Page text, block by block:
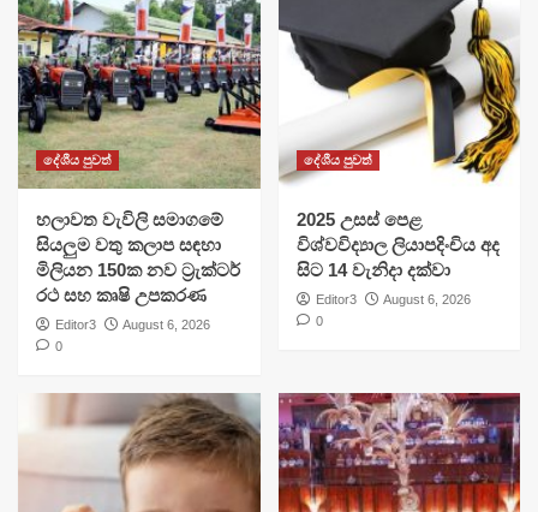
දේශීය පුවත්
හලාවත වැවිලි සමාගමේ
සියලුම වතු කලාප සඳහා
මිලියන 150ක නව ට්‍රැක්ටර්
රථ සහ කෘෂි උපකරණ
Editor3
August 6, 2026
0
දේශීය පුවත්
​2025 උසස් පෙළ
විශ්වවිද්‍යාල ලියාපදිංචිය අද
සිට 14 වැනිදා දක්වා
Editor3
August 6, 2026
0